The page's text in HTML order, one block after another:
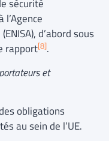
sécurité
l’Agence
d’abord sous
rapport[8].
et
obligations
au sein de l’UE.